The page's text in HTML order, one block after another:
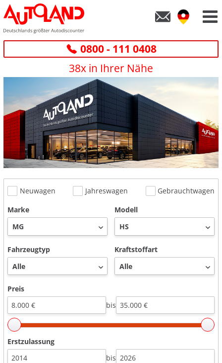
0800 - 111 0408
38x in Ihrer Nähe
Neuwagen Jahreswagen
Gebrauchtwagen
Marke
Modell
Fahrzeugtyp Kraftstoffart
Preis
bis
Erstzulassung
bis